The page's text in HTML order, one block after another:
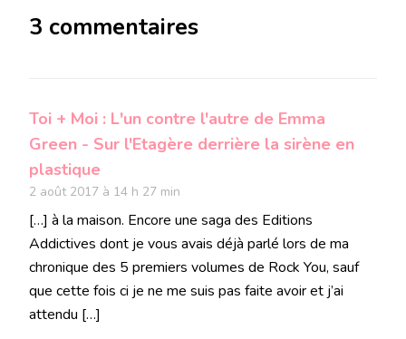
3 commentaires
Toi + Moi : L'un contre l'autre de Emma
Green - Sur l'Etagère derrière la sirène en
plastique
2 août 2017 à 14 h 27 min
[…] à la maison. Encore une saga des Editions
Addictives dont je vous avais déjà parlé lors de ma
chronique des 5 premiers volumes de Rock You, sauf
que cette fois ci je ne me suis pas faite avoir et j’ai
attendu […]